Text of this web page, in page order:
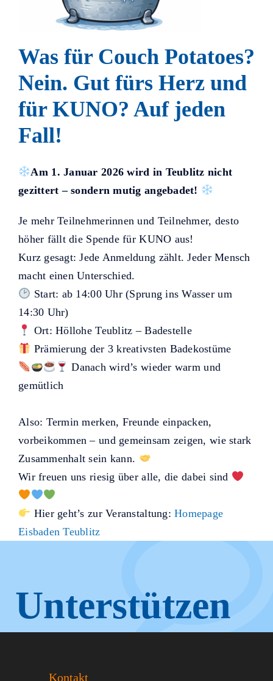
Was für Couch Potatoes?
Nein. Gut fürs Herz und
für KUNO? Auf jeden
Fall!
Am 1. Januar 2026 wird in Teublitz nicht
gezittert – sondern mutig angebadet!
Je mehr Teilnehmerinnen und Teilnehmer, desto
höher fällt die Spende für KUNO aus!
Kurz gesagt: Jede Anmeldung zählt. Jeder Mensch
macht einen Unterschied.
Start: ab 14:00 Uhr (Sprung ins Wasser um
14:30 Uhr)
Ort: Höllohe Teublitz – Badestelle
Prämierung der 3 kreativsten Badekostüme
Danach wird’s wieder warm und
gemütlich
Also: Termin merken, Freunde einpacken,
vorbeikommen – und gemeinsam zeigen, wie stark
Zusammenhalt sein kann.
Wir freuen uns riesig über alle, die dabei sind
Hier geht’s zur Veranstaltung:Homepage
Eisbaden Teublitz
Unterstützen
Kontakt